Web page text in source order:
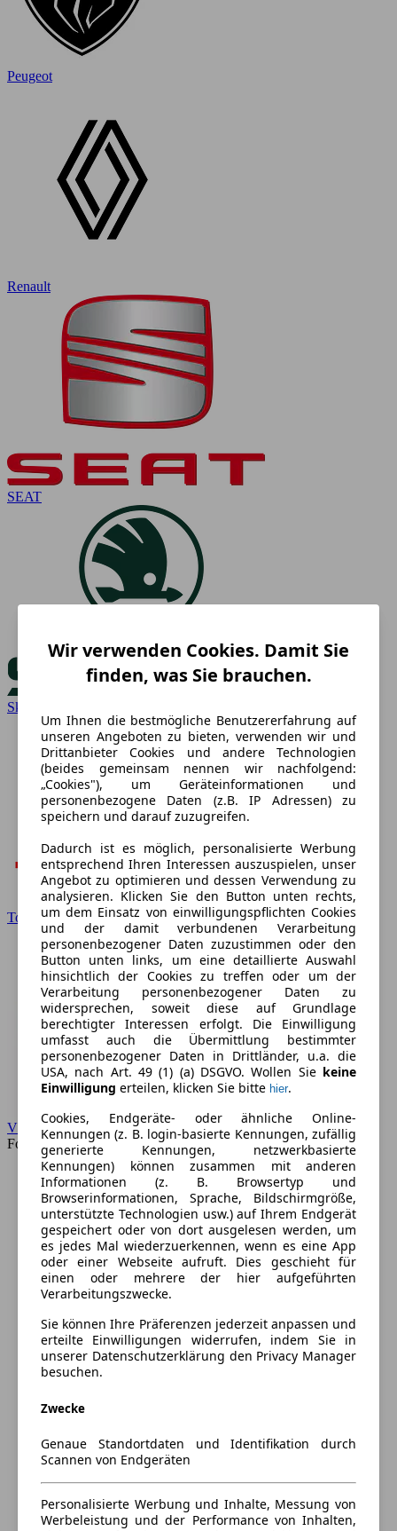
Peugeot
Renault
SEAT
Skoda
Toyota
VW
Forum
Wir verwenden Cookies. Damit Sie
finden, was Sie brauchen.
Um Ihnen die bestmögliche Benutzererfahrung auf
unseren Angeboten zu bieten, verwenden wir und
Drittanbieter Cookies und andere Technologien
(beides gemeinsam nennen wir nachfolgend:
„Cookies"), um Geräteinformationen und
personenbezogene Daten (z.B. IP Adressen) zu
speichern und darauf zuzugreifen.
Dadurch ist es möglich, personalisierte Werbung
entsprechend Ihren Interessen auszuspielen, unser
Angebot zu optimieren und dessen Verwendung zu
analysieren. Klicken Sie den Button unten rechts,
um dem Einsatz von einwilligungspflichten Cookies
und der damit verbundenen Verarbeitung
personenbezogener Daten zuzustimmen oder den
Button unten links, um eine detaillierte Auswahl
hinsichtlich der Cookies zu treffen oder um der
Verarbeitung personenbezogener Daten zu
widersprechen, soweit diese auf Grundlage
berechtigter Interessen erfolgt. Die Einwilligung
umfasst auch die Übermittlung bestimmter
personenbezogener Daten in Drittländer, u.a. die
USA, nach Art. 49 (1) (a) DSGVO. Wollen Sie keine
Einwilligung erteilen, klicken Sie bitte hier.
Cookies, Endgeräte- oder ähnliche Online-
Kennungen (z. B. login-basierte Kennungen, zufällig
generierte Kennungen, netzwerkbasierte
Kennungen) können zusammen mit anderen
Informationen (z. B. Browsertyp und
Browserinformationen, Sprache, Bildschirmgröße,
unterstützte Technologien usw.) auf Ihrem Endgerät
gespeichert oder von dort ausgelesen werden, um
es jedes Mal wiederzuerkennen, wenn es eine App
oder einer Webseite aufruft. Dies geschieht für
einen oder mehrere der hier aufgeführten
Verarbeitungszwecke.
Sie können Ihre Präferenzen jederzeit anpassen und
erteilte Einwilligungen widerrufen, indem Sie in
unserer Datenschutzerklärung den Privacy Manager
besuchen.
Zwecke
Genaue Standortdaten und Identifikation durch
Scannen von Endgeräten
Personalisierte Werbung und Inhalte, Messung von
Werbeleistung und der Performance von Inhalten,